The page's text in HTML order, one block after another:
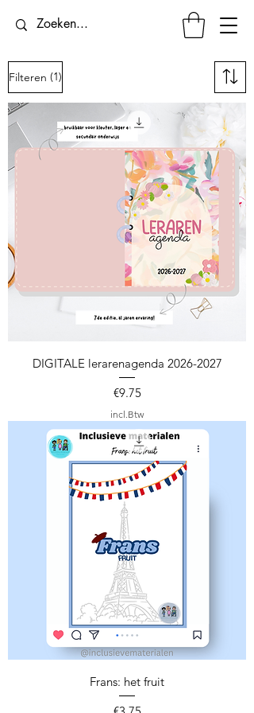
Filteren (1)
DIGITALE lerarenagenda 2026-2027
Prijs
€9.75
incl.Btw
Frans: het fruit